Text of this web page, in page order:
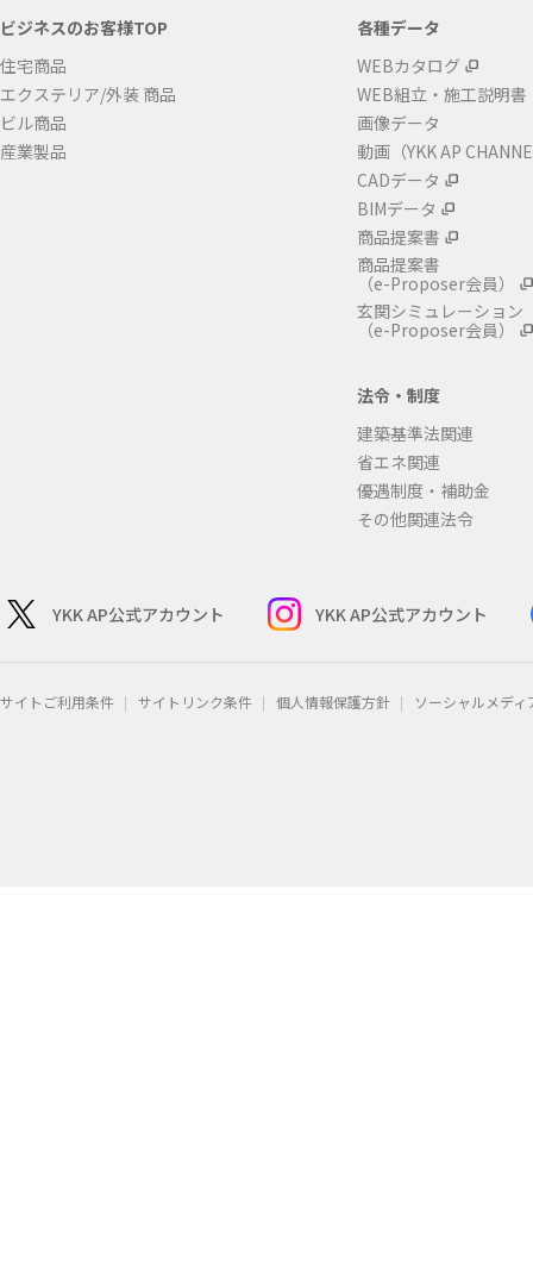
ビジネスのお客様TOP
住宅商品
エクステリア/外装 商品
ビル商品
産業製品
各種データ
WEBカタログ
WEB組立・施工説明書
画像データ
動画（YKK AP
CADデータ
BIMデータ
商品提案書
商品提案書
（e-Proposer会員）
玄関シミュレーション
（e-Proposer会員）
法令・制度
建築基準法関連
省エネ関連
優遇制度・補助金
その他関連法令
YKK AP公式アカウント YKK AP公式アカウント
サイトご利用条件 サイトリンク条件 個人情報保護方針 ソーシャルメデ